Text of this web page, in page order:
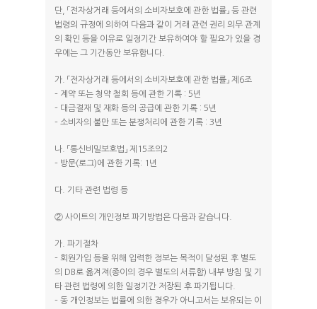
단, 「전자상거래 등에서의 소비자보호에 관한 법률」 등 관련
법령의 규정에 의하여 다음과 같이 거래 관련 권리 의무 관계
의 확인 등을 이유로 일정기간 보유하여야 할 필요가 있을 경
우에는 그 기간동안 보유합니다.
가. 「전자상거래 등에서의 소비자보호에 관한 법률」 제6조
– 계약 또는 청약 철회 등에 관한 기록 : 5년
– 대금결재 및 재화 등의 공급에 관한 기록 : 5년
– 소비자의 불만 또는 분쟁처리에 관한 기록 : 3년
나. 「통신비밀보호법」 제15조의2
– 방문(로그)에 관한 기록: 1년
다. 기타 관련 법령 등
② 사이트의 개인정보 파기방법은 다음과 같습니다.
가. 파기절차
– 회원가입 등을 위해 입력한 정보는 목적이 달성된 후 별도
의 DB로 옮겨져(종이의 경우 별도의 서류함) 내부 방침 및 기
타 관련 법령에 의한 일정기간 저장된 후 파기됩니다.
– 동 개인정보는 법률에 의한 경우가 아니고서는 보유되는 이